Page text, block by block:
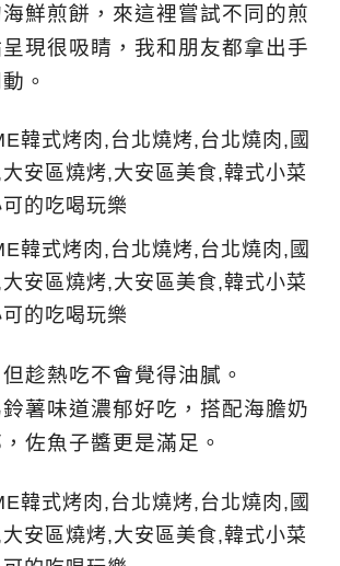
鮮煎餅，來這裡嘗試不同的煎
現很吸睛，我和朋友都拿出手
。
趁熱吃不會覺得油膩。
薯味道濃郁好吃，搭配海膽奶
佐魚子醬更是滿足。